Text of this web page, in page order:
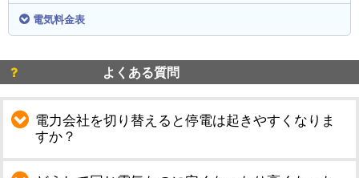
電気料金表
よくある質問
電力会社を切り替えると停電は起きやすくなりま
すか？